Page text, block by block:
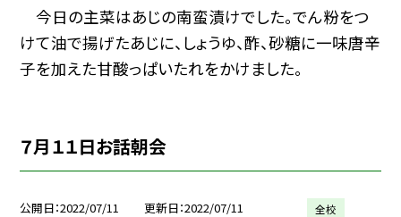
今日の主菜はあじの南蛮漬けでした。でん粉をつ
けて油で揚げたあじに、しょうゆ、酢、砂糖に一味唐辛
子を加えた甘酸っぱいたれをかけました。
７月１１日お話朝会
公開日 2022/07/11 更新日 2022/07/11 全校